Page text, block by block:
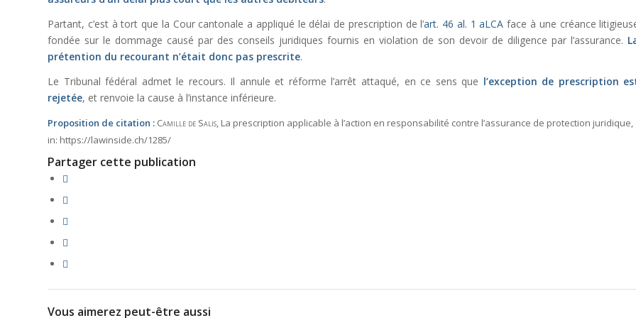
Partant, c’est à tort que la Cour cantonale a appliqué le délai de prescription de l’art. 46 al. 1 aLCA face à une créance
fondée sur le dommage causé par des conseils juridiques fournis en violation de son devoir de diligence par l’assurance.
prétention du recourant n’était donc pas prescrite.
Le Tribunal fédéral admet le recours. Il annule et réforme l’arrêt attaqué, en ce sens que l’exception de prescription
rejetée, et renvoie la cause à l’instance inférieure.
Proposition de citation : Camille de Salis , La prescription applicable à l’action en responsabilité contre l’assurance de protection juridique,
in: https://lawinside.ch/1285/
Partager cette publication
Vous aimerez peut-être aussi